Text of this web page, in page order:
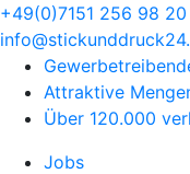
+49(0)7151 256 98 20‬
Attraktive
Über 120.000
Jobs